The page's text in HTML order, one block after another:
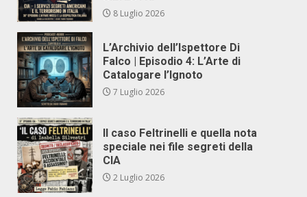
8 Luglio 2026
L’Archivio dell’Ispettore Di
Falco | Episodio 4: L’Arte di
Catalogare l’Ignoto
7 Luglio 2026
Il caso Feltrinelli e quella nota
speciale nei file segreti della
CIA
2 Luglio 2026